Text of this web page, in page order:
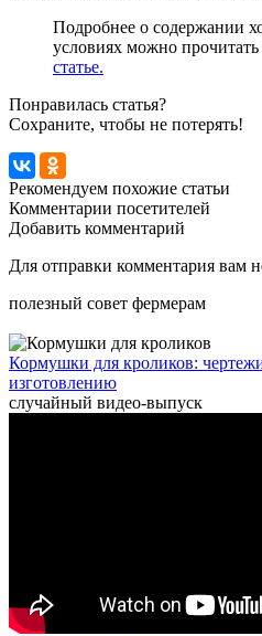
Подробнее о содержании
условиях можно
статье.
Понравилась статья?
Сохраните, чтобы не потерять!
Рекомендуем похожие статьи
Комментарии посетителей
Добавить комментарий
Для отправки комментария вам
полезный совет фермерам
Кормушки для кроликов:
изготовлению
случайный видео-выпуск